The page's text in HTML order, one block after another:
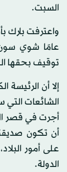
السبت.
توقيف بحقها
إلا أن
الشائعات التي
أجرت في قصر
أن تكون
على أمور
الدولة.